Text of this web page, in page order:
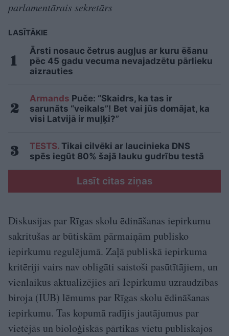
parlamentārais sekretārs
LASĪTĀKIE
Ārsti nosauc četrus augļus ar kuru ēšanu
pēc 45 gadu vecuma nevajadzētu pārlieku
aizrauties
Armands Puče: “Skaidrs, ka tas ir
sarunāts “veikals”! Bet vai jūs domājat, ka
visi Latvijā ir muļķi?”
TESTS. Tikai cilvēki ar laucinieka DNS
spēs iegūt 80% šajā lauku gudrību testā
Lasīt citas ziņas
Diskusijas par Rīgas skolu ēdināšanas iepirkumu
sakritušas ar būtiskām pārmaiņām publisko
iepirkumu regulējumā. Zaļā publiskā iepirkuma
kritēriji vairs nav obligāti saistoši pasūtītājiem, un
vienlaikus aktualizējies arī Iepirkumu uzraudzības
biroja (IUB) lēmums par Rīgas skolu ēdināšanas
iepirkumu. Tas kopumā radījis jautājumus par
vietējās un bioloģiskās pārtikas vietu publiskajos